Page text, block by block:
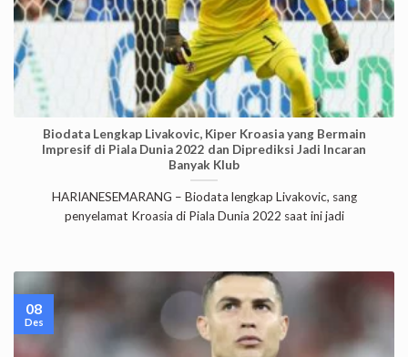
Biodata Lengkap Livakovic, Kiper Kroasia yang Bermain
Impresif di Piala Dunia 2022 dan Diprediksi Jadi Incaran
Banyak Klub
HARIANESEMARANG – Biodata lengkap Livakovic, sang
penyelamat Kroasia di Piala Dunia 2022 saat ini jadi
08
Des